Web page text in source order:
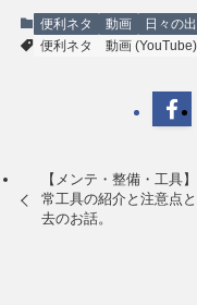
便利ネタ 動画
日々の
便利ネタ
動画 (YouTube)
【メンテ・整備・工具
常工具の紹介と注意点
去のお話。